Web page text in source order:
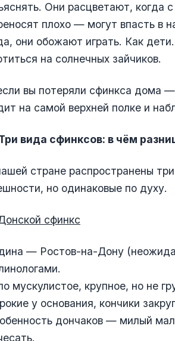
Они расцветают, когда
плохо — могут впасть в
они обожают играть. Как
на солнечных зайчиков.
вы потеряли сфинкса дома
на самой верхней полке и
вида сфинксов: в чём
стране распространены
но одинаковые по духу.
сфинкс
— Ростов-на-Дону
мускулистое, крупное, но не
у основания, кончики
дончаков — милый